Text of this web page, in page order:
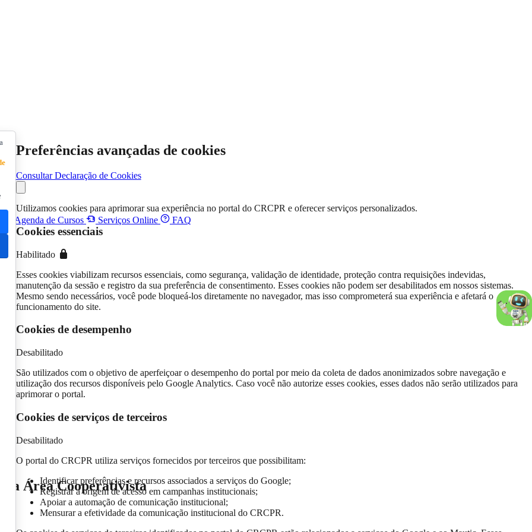
Agenda de Cursos Serviços Online FAQ
da Área Cooperativista
Preferências avançadas de cookies
Consultar Declaração de Cookies
Utilizamos cookies para aprimorar sua experiência no portal do CRCPR e oferecer serviços personalizados.
Cookies essenciais
Habilitado
Esses cookies viabilizam recursos essenciais, como segurança, validação de identidade, proteção contra requisições indevidas,
manutenção da sessão e registro da sua preferência de consentimento. Esses cookies não podem ser desabilitados em nossos sistemas.
Mesmo sendo necessários, você pode bloqueá-los diretamente no navegador, mas isso comprometerá sua experiência e afetará o
funcionamento do site.
Cookies de desempenho
Desabilitado
São utilizados com o objetivo de aperfeiçoar o desempenho do portal por meio da coleta de dados anonimizados sobre navegação e
utilização dos recursos disponíveis pelo Google Analytics. Caso você não autorize esses cookies, esses dados não serão utilizados para
aprimorar o portal.
Cookies de serviços de terceiros
Desabilitado
O portal do CRCPR utiliza serviços fornecidos por terceiros que possibilitam:
Identificar preferências e recursos associados a serviços do Google;
Registrar a origem de acesso em campanhas institucionais;
Apoiar a automação de comunicação institucional;
Mensurar a efetividade da comunicação institucional do CRCPR.